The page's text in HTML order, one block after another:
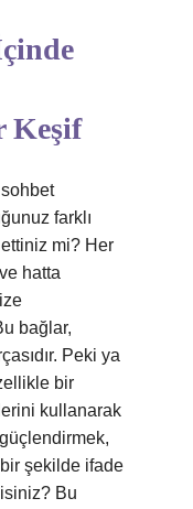
Keşif
farklı
mi? Her
hatta
bağlar,
Peki ya
bir
kullanarak
güçlendirmek,
şekilde ifade
Bu